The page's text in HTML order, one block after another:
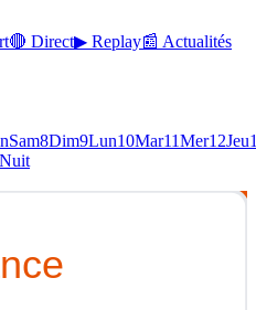
🔴 Direct▶ Replay📰 Actualités
Sam8Dim9Lun10Mar11Mer12Jeu
Nuit